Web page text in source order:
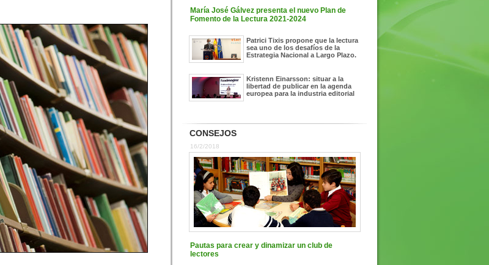
María José Gálvez presenta el nuevo Plan de
Fomento de la Lectura 2021-2024
Patrici Tixis propone que la lectura
sea uno de los desafíos de la
Estrategia Nacional a Largo Plazo.
Kristenn Einarsson: situar a la
libertad de publicar en la agenda
europea para la industria editorial
CONSEJOS
16/2/2018
Pautas para crear y dinamizar un club de
lectores